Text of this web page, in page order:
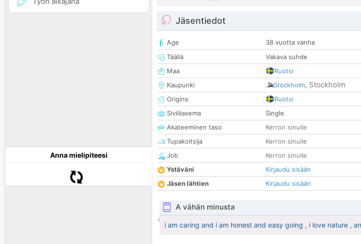
Anna mielipiteesi
Jäsentiedot
Age
38 vuotta vanha
Täällä
Vakava suhde
Maa
Ruotsi
Kaupunki
Stockholm, Stockholm
Origins
Ruotsi
Siviiliasema
Single
Akateeminen taso
Kerron sinulle
Tupakoitsija
Kerron sinulle
Job
Kerron sinulle
Ystäväni
Kirjaudu sisään
Jäsen lähtien
Kirjaudu sisään
A vähän minusta
i am caring and i am honest and easy going , i love nature ,